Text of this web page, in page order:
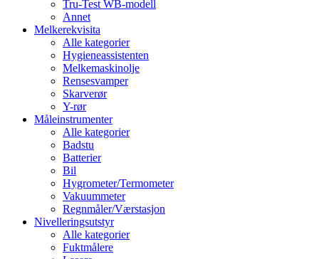
Tru-Test WB-modell
Annet
Melkerekvisita
Alle kategorier
Hygieneassistenten
Melkemaskinolje
Rensesvamper
Skarverør
Y-rør
Måleinstrumenter
Alle kategorier
Badstu
Batterier
Bil
Hygrometer/Termometer
Vakuummeter
Regnmåler/Værstasjon
Nivelleringsutstyr
Alle kategorier
Fuktmålere